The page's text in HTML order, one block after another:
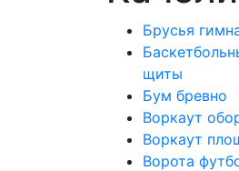
Брусья
щиты
Бум бревно
Воркаут
Воркаут
Ворота